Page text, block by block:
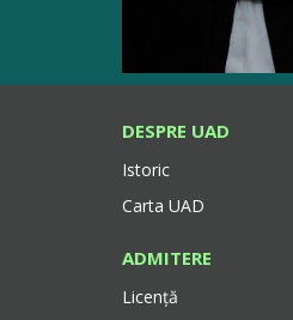
DESPRE UAD
Istoric
Carta UAD
ADMITERE
Licență